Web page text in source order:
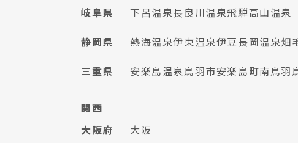
岐阜県
下呂温泉長良川温泉飛騨高山温泉
静岡県
熱海温泉伊東温泉伊豆長岡温泉畑
三重県
安楽島温泉鳥羽市安楽島町南鳥羽
関西
大阪府
大阪